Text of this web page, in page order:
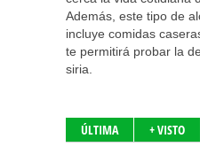
Además, este tipo de
incluye comidas
te permitirá probar la
siria.
ÚLTIMA + VISTO